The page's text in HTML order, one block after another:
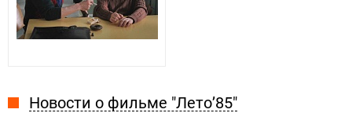
Новости о фильме "Лето’85"